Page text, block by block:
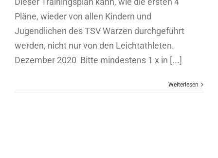
Pläne, wieder von allen Kindern und
Jugendlichen des TSV Warzen durchgeführt
werden, nicht nur von den Leichtathleten.
Dezember 2020 Bitte mindestens 1 x in [...]
Weiterlesen